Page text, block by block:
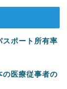
スポート所有率
の医療従事者の